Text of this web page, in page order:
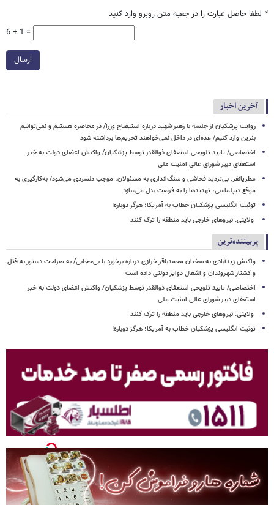
* لطفا حاصل عبارت را در جعبه متن روبرو وارد کنید
6 + 1 =
ارسال
آخرین اخبار
روایت پزشکیان از جلسه با رهبر شهید درباره استیضاح وزرا/ در محاصره هستیم و نمی‌توانیم
بنزین وارد کنیم/ عده‌ای در داخل نمی‌خواهند تحریم‌ها برداشته شود
اختصاصی/ تایید تلویحی استعفای ذوالقدر توسط پزشکیان/ واکنش اعضای دولت به خبر
استعفای دبیر شورای عالی امنیت ملی
عطریانفر: بی‌تردید فحاشی و سنگ‌اندازی به مسئولان، موجب دلسردی می‌شود/ به‌کارگیری به
موقع دیپلماسی، تهدیدها را به فرصت بدل می‌سازد
توئیت انگلیسی پزشکیان خطاب به آمریکا؛ هرگز دوباره!
ولایتی: نیروهای خارجی باید منطقه را ترک کنند
پربیننده‌ترین
واکنش زیدآبادی به سخنان محمدباقر خرازی درباره برخورد با بی‌حجابی/ به صراحت دستور به قتل
و کشتار شهروندان و اشغال دوایر دولتی داده است
اختصاصی/ تایید تلویحی استعفای ذوالقدر توسط پزشکیان/ واکنش اعضای دولت به خبر
استعفای دبیر شورای عالی امنیت ملی
ولایتی: نیروهای خارجی باید منطقه را ترک کنند
توئیت انگلیسی پزشکیان خطاب به آمریکا؛ هرگز دوباره!